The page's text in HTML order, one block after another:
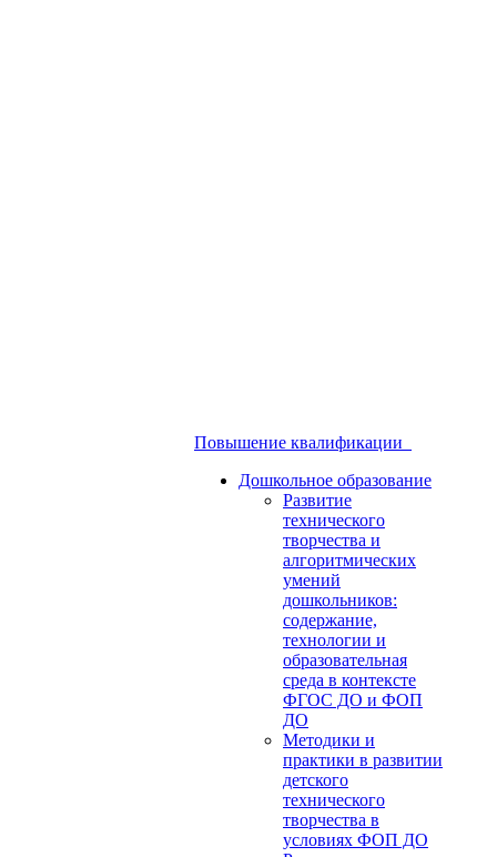
Повышение квалификации
Дошкольное образование
Развитие
технического
творчества и
алгоритмических
умений
дошкольников:
содержание,
технологии и
образовательная
среда в контексте
ФГОС ДО и ФОП
ДО
Методики и
практики в развитии
детского
технического
творчества в
условиях ФОП ДО